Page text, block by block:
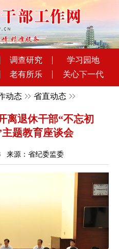
调查研究
学习园地
老有所乐 关心下一代
动态 省直动态
离退休干部“不忘初
题教育座谈会
来源：省纪委监委